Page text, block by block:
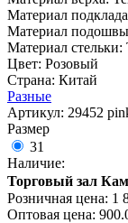
Материал
Материал
Материал стельки:
Цвет: Розовый
Страна: Китай
Разные
Артикул: 29452
Размер
31
Наличие:
Торговый зал
Розничная цена: 1
Оптовая цена: